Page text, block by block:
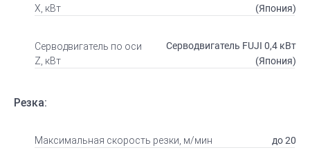
X, кВт
(Япония)
Серводвигатель по оси
Z, кВт
Серводвигатель FUJI 0,4 кВт
(Япония)
Резка:
Максимальная скорость резки, м/мин до 20